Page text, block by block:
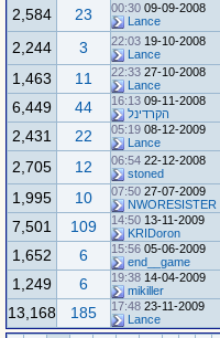
09-09-2008
00:30
Lance
23
2,584
19-10-2008
22:03
Lance
3
2,244
27-10-2008
22:33
Lance
11
1,463
09-11-2008
16:13
הקרדינל
44
6,449
08-12-2009
05:19
Lance
22
2,431
22-12-2008
06:54
stoned
12
2,705
27-07-2009
07:50
NWORESISTER
10
1,995
13-11-2009
14:50
KRIDoron
109
7,501
05-06-2009
15:56
end__game
6
1,652
14-04-2009
19:38
mikiller
6
1,249
23-11-2009
17:48
Lance
185
13,168